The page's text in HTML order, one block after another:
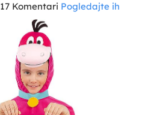
17 Komentari Pogledajte ih